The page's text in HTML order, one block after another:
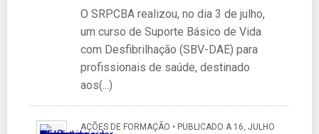
O SRPCBA realizou, no dia 3 de julho,
um curso de Suporte Básico de Vida
com Desfibrilhação (SBV-DAE) para
profissionais de saúde, destinado
aos(...)
AÇÕES DE FORMAÇÃO • PUBLICADO A 16, JULHO